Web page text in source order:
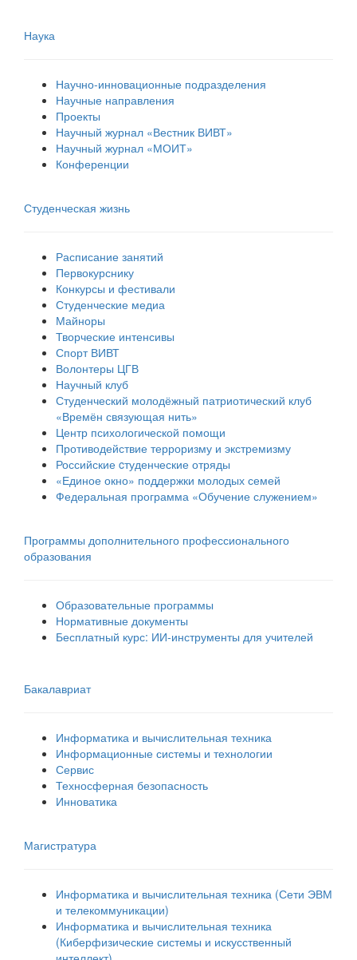
Наука
Научно-инновационные подразделения
Научные направления
Проекты
Научный журнал «Вестник ВИВТ»
Научный журнал «МОИТ»
Конференции
Студенческая жизнь
Расписание занятий
Первокурснику
Конкурсы и фестивали
Студенческие медиа
Майноры
Творческие интенсивы
Спорт ВИВТ
Волонтеры ЦГВ
Научный клуб
Студенческий молодёжный патриотический клуб
«Времён связующая нить»
Центр психологической помощи
Противодействие терроризму и экстремизму
Российские cтуденческие отряды
«Единое окно» поддержки молодых семей
Федеральная программа «Обучение служением»
Программы дополнительного профессионального
образования
Образовательные программы
Нормативные документы
Бесплатный курс: ИИ‑инструменты для учителей
Бакалавриат
Информатика и вычислительная техника
Информационные системы и технологии
Сервис
Техносферная безопасность
Инноватика
Магистратура
Информатика и вычислительная техника (Сети ЭВМ
и телекоммуникации)
Информатика и вычислительная техника
(Киберфизические системы и искусственный